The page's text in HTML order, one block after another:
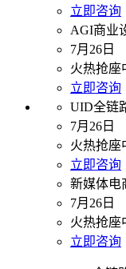
立即咨询
AGI商业
7月26日
火热抢座
立即咨询
UID全链
7月26日
火热抢座
立即咨询
新媒体电
7月26日
火热抢座
立即咨询